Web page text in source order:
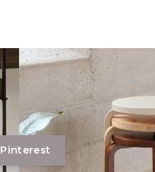
Pinterest